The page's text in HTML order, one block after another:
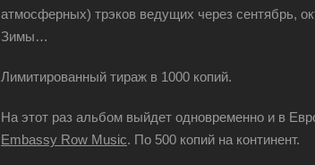
атмосферных) трэков ведущих через сентябрь,
Зимы…
Лимитированный тираж в 1000 копий.
На этот раз альбом выйдет одновременно и в
Embassy Row Music. По 500 копий на континент.